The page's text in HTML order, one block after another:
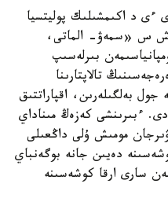
ءى د اكىمشىلىك پوليتسيا
ش س «سمەۋ- الماتى،
بىرلەسىپ
تالاپتارىنا
بەلگىلەرىن، اقپاراتتىق
ءبىرىنشى كەزەڭ مىناداي
مومىش ۇلى داڭعىلى
دەيىن جانە بوگەنباي
سارى ارقا كوشەسىنە